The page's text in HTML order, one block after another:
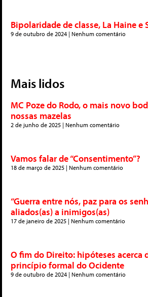
Bipolaridade de classe, La Haine e
9 de outubro de 2024 Nenhum comentário
Mais lidos
MC Poze do Rodo, o mais novo
nossas mazelas
2 de junho de 2025 Nenhum comentário
Vamos falar de “Consentimento”?
18 de março de 2025 Nenhum comentário
“Guerra entre nós, paz para os
aliados(as) a inimigos(as)
17 de janeiro de 2025 Nenhum comentário
O fim do Direito: hipóteses acerca
princípio formal do Ocidente
9 de outubro de 2024 Nenhum comentário